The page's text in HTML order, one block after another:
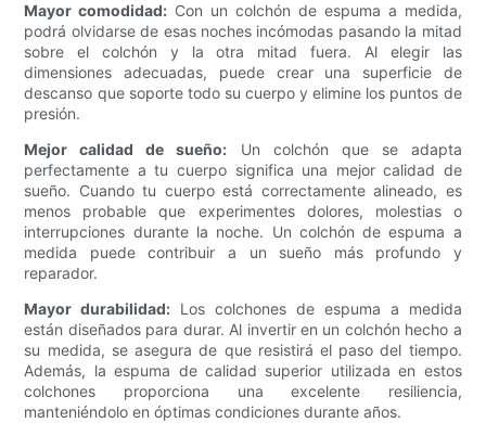
Mayor comodidad: Con un colchón de espuma a medida,
podrá olvidarse de esas noches incómodas pasando la mitad
sobre el colchón y la otra mitad fuera. Al elegir las
dimensiones adecuadas, puede crear una superficie de
descanso que soporte todo su cuerpo y elimine los puntos de
presión.
Mejor calidad de sueño: Un colchón que se adapta
perfectamente a tu cuerpo significa una mejor calidad de
sueño. Cuando tu cuerpo está correctamente alineado, es
menos probable que experimentes dolores, molestias o
interrupciones durante la noche. Un colchón de espuma a
medida puede contribuir a un sueño más profundo y
reparador.
Mayor durabilidad: Los colchones de espuma a medida
están diseñados para durar. Al invertir en un colchón hecho a
su medida, se asegura de que resistirá el paso del tiempo.
Además, la espuma de calidad superior utilizada en estos
colchones proporciona una excelente resiliencia,
manteniéndolo en óptimas condiciones durante años.